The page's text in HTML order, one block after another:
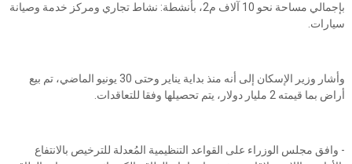
بإجمالي مساحة نحو 10 آلاف م2، بأنشطة: نشاط تجاري ومركز خدمة وصيانة
سيارات.
وأشار وزير الإسكان إلى أنه منذ بداية يناير وحتى 30 يونيو الماضي، تم بيع
أراض بما قيمته 2 مليار دولار، يتم تحصيلها وفقا للتعاقدات.
- وافق مجلس الوزراء على القواعد التنظيمية المُعدلة للترخيص بالانتفاع